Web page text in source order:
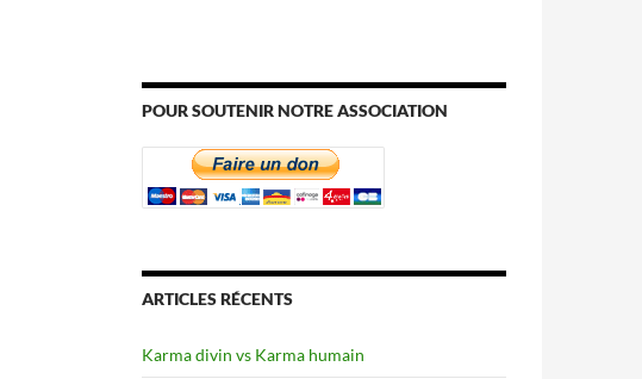
POUR SOUTENIR NOTRE ASSOCIATION
ARTICLES RÉCENTS
Karma divin vs Karma humain